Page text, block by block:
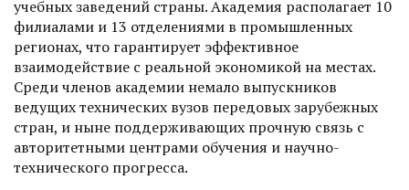
учебных заведений страны. Академия располагает 10
филиалами и 13 отделениями в промышленных
регионах, что гарантирует эффективное
взаимодействие с реальной экономикой на местах.
Среди членов академии немало выпускников
ведущих технических вузов передовых зарубежных
стран, и ныне поддерживающих прочную связь с
авторитетными центрами обучения и научно-
технического прогресса.